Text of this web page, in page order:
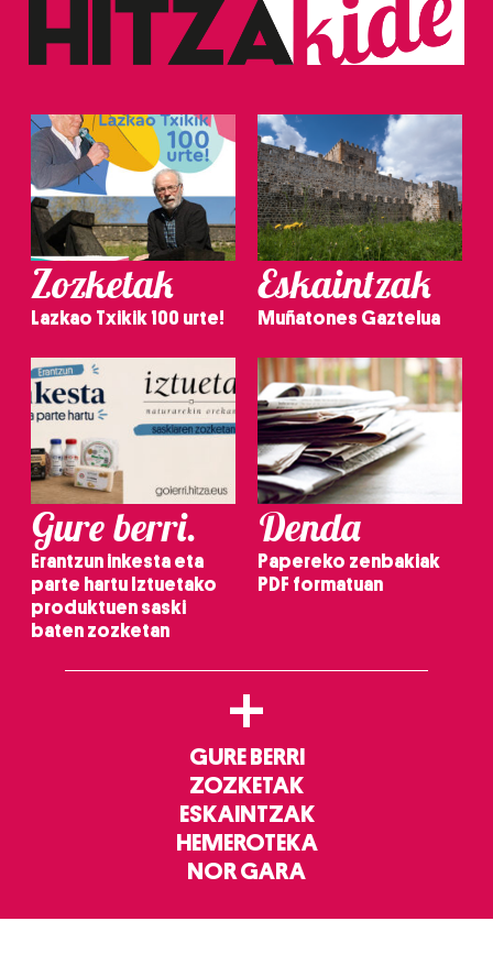
Zozketak
Lazkao Txikik 100 urte!
Eskaintzak
Muñatones Gaztelua
Gure berri.
Erantzun inkesta eta
parte hartu Iztuetako
produktuen saski
baten zozketan
Denda
Papereko zenbakiak
PDF formatuan
+
GURE BERRI
ZOZKETAK
ESKAINTZAK
HEMEROTEKA
NOR GARA